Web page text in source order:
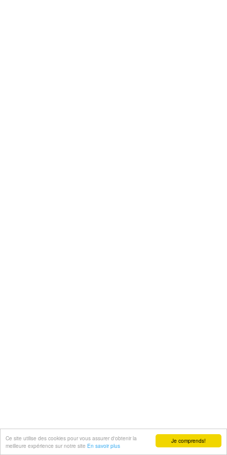
Je comprends!
Ce site utilise des cookies pour vous assurer d'obtenir la
meilleure expérience sur notre site En savoir plus